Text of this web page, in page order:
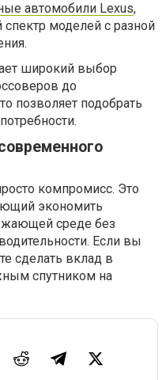
автомобили Lexus,
моделей с разной
широкий выбор
до
позволяет подобрать
компромисс. Это
экономить
среде без
Если вы
сделать вклад в
спутником на